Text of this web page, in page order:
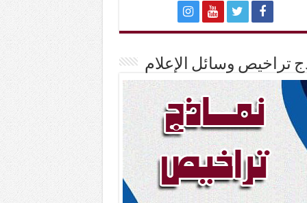
تراخيص وسائل الإعلام